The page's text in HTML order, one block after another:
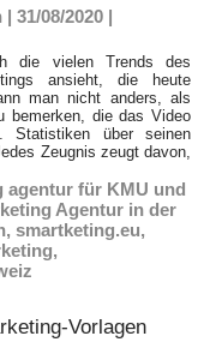
31/08/2020 |
die vielen Trends des
ansieht, die heute
man nicht anders, als
bemerken, die das Video
Statistiken über seinen
Zeugnis zeugt davon,
agentur für KMU und
Agentur in der
, smartketing.eu,
,
Vorlagen